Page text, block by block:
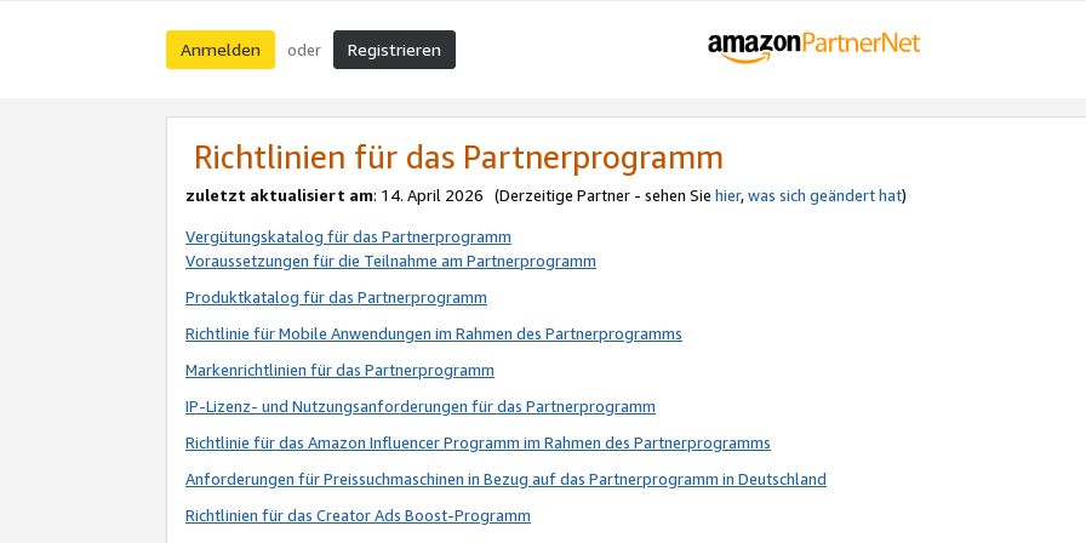
Anmelden oder Registrieren
Richtlinien für das Partnerprogramm
zuletzt aktualisiert am: 14. April 2026 (Derzeitige Partner - sehen Sie hier,was sich geändert hat)
Vergütungskatalog für das Partnerprogramm
Voraussetzungen für die Teilnahme am Partnerprogramm
Produktkatalog für das Partnerprogramm
Richtlinie für Mobile Anwendungen im Rahmen des Partnerprogramms
Markenrichtlinien für das Partnerprogramm
IP-Lizenz- und Nutzungsanforderungen für das Partnerprogramm
Richtlinie für das Amazon Influencer Programm im Rahmen des Partnerprogramms
Anforderungen für Preissuchmaschinen in Bezug auf das Partnerprogramm in Deutschland
Richtlinien für das Creator Ads Boost-Programm